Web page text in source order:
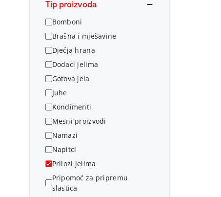
Tip proizvoda
Bomboni
Brašna i mješavine
Dječja hrana
Dodaci jelima
Gotova jela
Juhe
Kondimenti
Mesni proizvodi
Namazi
Napitci
Prilozi jelima
Pripomoć za pripremu
slastica